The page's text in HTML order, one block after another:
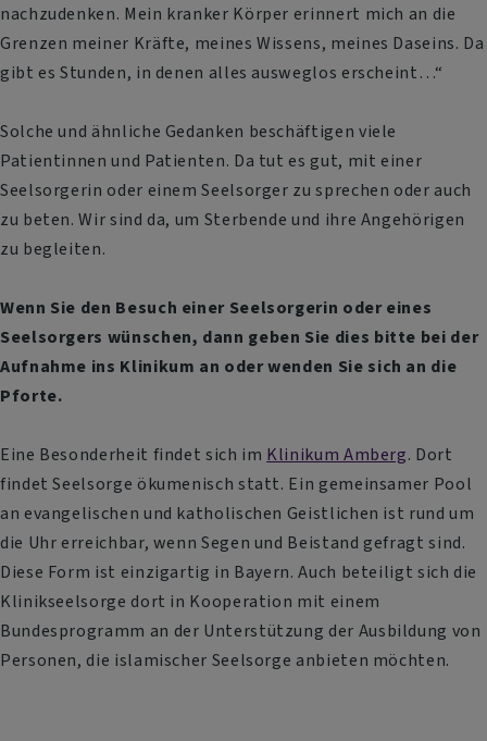
nachzudenken. Mein kranker Körper erinnert mich an die
Grenzen meiner Kräfte, meines Wissens, meines Daseins. Da
gibt es Stunden, in denen alles ausweglos erscheint…“
Solche und ähnliche Gedanken beschäftigen viele
Patientinnen und Patienten. Da tut es gut, mit einer
Seelsorgerin oder einem Seelsorger zu sprechen oder auch
zu beten. Wir sind da, um Sterbende und ihre Angehörigen
zu begleiten.
Wenn Sie den Besuch einer Seelsorgerin oder eines
Seelsorgers wünschen, dann geben Sie dies bitte bei der
Aufnahme ins Klinikum an oder wenden Sie sich an die
Pforte.
Eine Besonderheit findet sich im Klinikum Amberg. Dort
findet Seelsorge ökumenisch statt. Ein gemeinsamer Pool
an evangelischen und katholischen Geistlichen ist rund um
die Uhr erreichbar, wenn Segen und Beistand gefragt sind.
Diese Form ist einzigartig in Bayern. Auch beteiligt sich die
Klinikseelsorge dort in Kooperation mit einem
Bundesprogramm an der Unterstützung der Ausbildung von
Personen, die islamischer Seelsorge anbieten möchten.